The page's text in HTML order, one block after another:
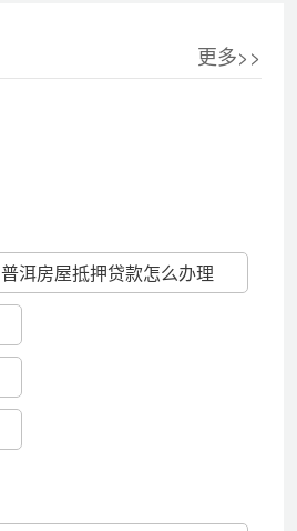
更多>>
普洱房屋抵押贷款怎么办理